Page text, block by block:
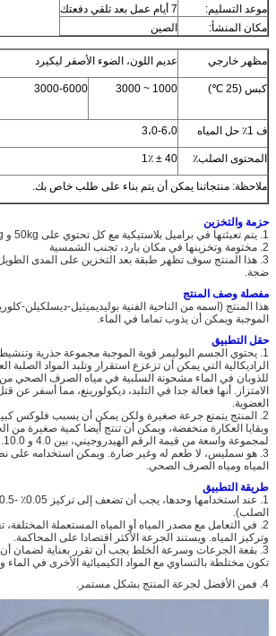
موعد التسليم:
7 أيام عمل بعد تلقي دفعتك
مكان المنشأ:
الصين
مظهر خارجي عديم اللون، الضوء الأصفر ليكيرد
كبس (25 ℃) 1000 ~ 3000
3000-6000
ف 1٪ حل المياه 3،0-6،0
المحتوى الصلب٪ 40 ± 1٪
ملاحظة: منتجاتنا يمكن أن يتم بناء على طلب خاص بك.
حزمة والتخزين
1. يتم تعبئتها في براميل بلاستيكية مع كل تحتوي على 50kg و 200kg.
2. مختومة وتخزينها في مكان بارد، تجنب الشمسية
3. هذا المنتج سوف تظهر طبقة بعد التخزين على المدى
ضجة.
مفصلة وصف المنتج
هذا المنتج (اسمه من الناحية الفنية بوليديميثيل-ديسلكيلن-
الموجبة ويمكن أن يذوب تماما في الماء.
حقل التطبيق
1. يحتوي الجسم البوليمر قوية الموجبة مجموعة جذرية
الراديكالية التي يمكن أن تزعزع استقرار وتلبد المواد الصلبة
للذوبان في الماء مشحونة السلبية في مياه الصرف الصحي من
الامتزاز. أنها فعالة جدا في التلبد، ديكولورينغ، مما أسفر عن
العضوية.
2. المنتج يتمتع جرعة صغيرة ولكن يمكن أن يسبب فلوكس
وبقايا العكارة منخفضة، ويمكن أن تنتج أيضا كمية صغيرة من
لمجموعة واسعة من قيمة الرقم الهيدروجيني، بين 4.0 و 10.0.
3. هو سمليس، لا طعم له وغير ضارة. ويمكن استخدامه على
المياه ومياه الصرف الصحي.
طريقة التطبيق
الصلب).
2. في التعامل مع مصدر المياه أو المياه المستعملة المختلفة،
وتركيز المياه. ويستند الجرعة الأكثر اقتصادا على المحاكمة.
3. بقعة الجرعات وسرعة الخلط يجب أن تقرر بعناية لضمان أن
تكون مختلطة بالتساوي مع المواد الكيميائية الأخرى في
4. فمن الأفضل لجرعة المنتج بشكل مستمر.